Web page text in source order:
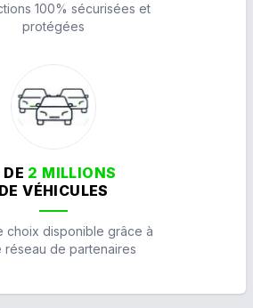
100% sécurisées et
protégées
DE 2 MILLIONS
DE VÉHICULES
choix disponible grâce à
réseau de partenaires